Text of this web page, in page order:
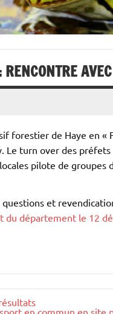
RENCONTRE
forestier de Haye en
Le turn over des
pilote de groupes
et
du département le 12
en commun en site